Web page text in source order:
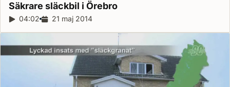
Säkrare släckbil i Örebro
Reportagelängd:
04:02 Releasedatum:
21 maj 2014